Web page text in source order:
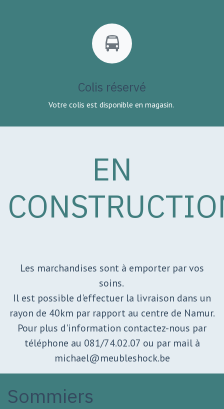
Colis réservé
Votre colis est disponible en magasin.
EN
Les marchandises sont à emporter par vos
soins.
Il est possible d'effectuer la livraison dans un
rayon de 40km par rapport au centre de Namur.
Pour plus d'information contactez-nous par
téléphone au 081/74.02.07 ou par mail à
michael@meubleshock.be
Sommiers